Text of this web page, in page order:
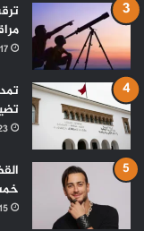
17 مايو، 2026
23
خمس
15 مايو، 2026